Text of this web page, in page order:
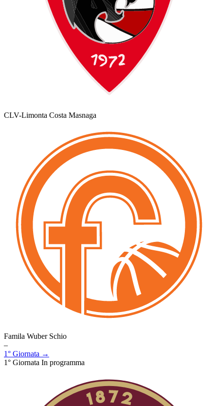
CLV-Limonta Costa Masnaga
Famila Wuber Schio
–
1° Giornata →
1° Giornata In programma